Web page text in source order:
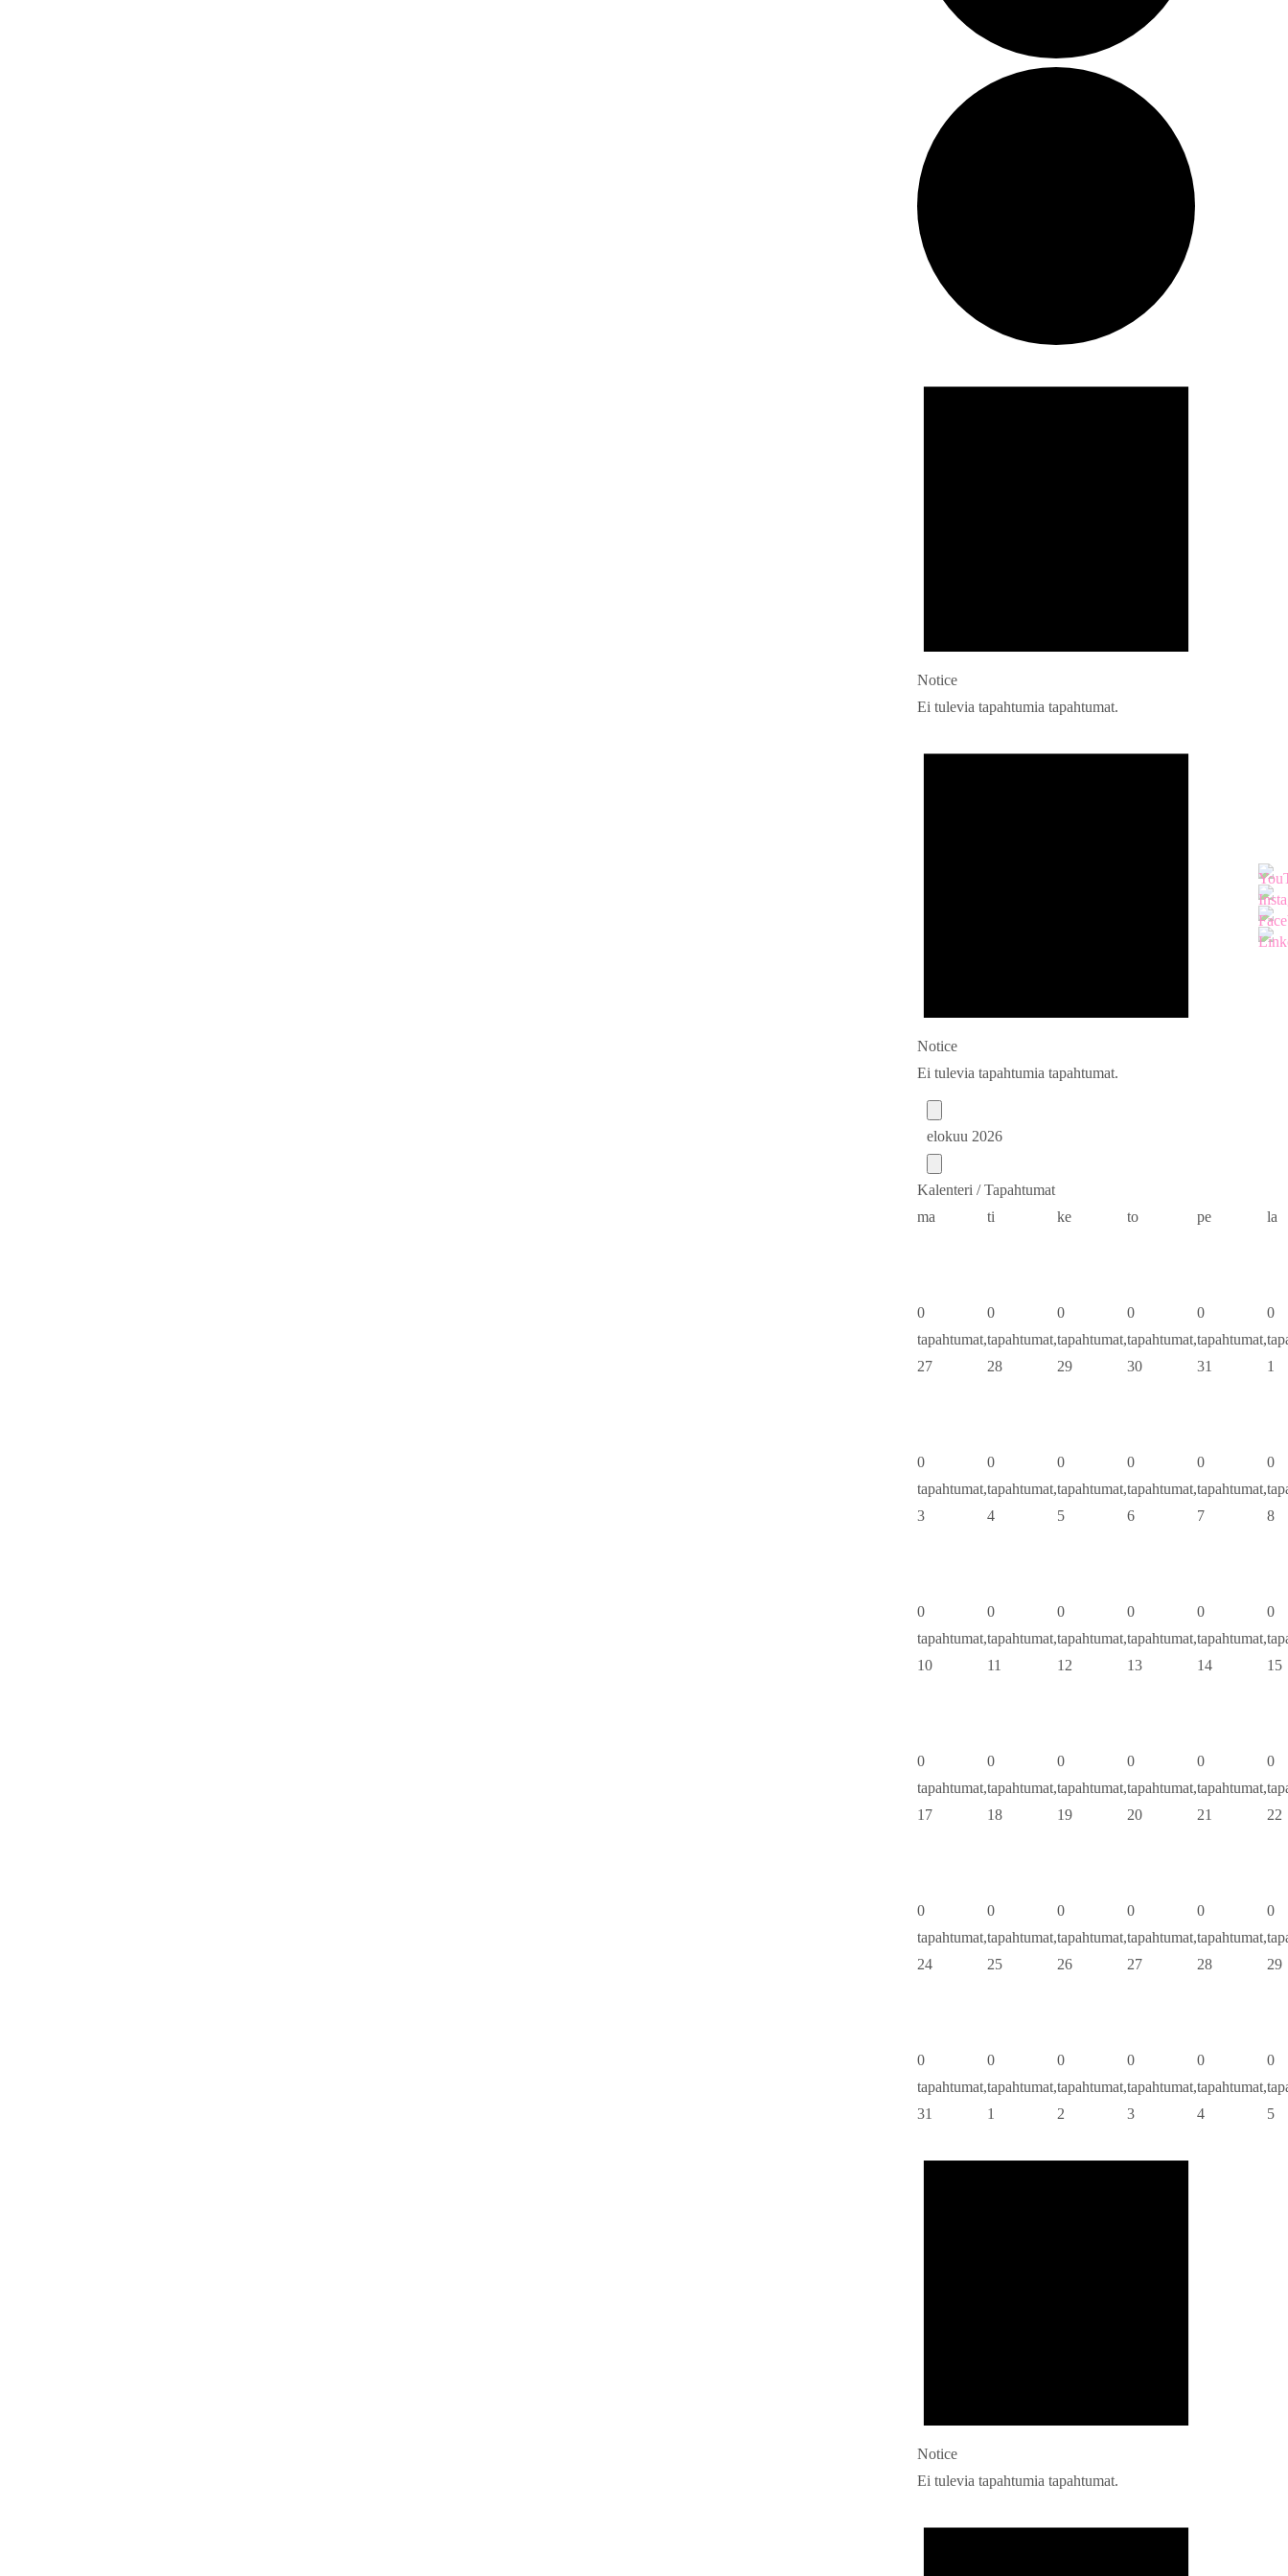
Notice
Ei tulevia tapahtumia tapahtumat.
Notice
Ei tulevia tapahtumia tapahtumat.
elokuu 2026
Kalenteri / Tapahtumat
ma maanantai
ti kekeskiviikko
totorstai peperjantai la
0
tapahtumat,
27
0
tapahtumat,
28
0
tapahtumat,
29
0
tapahtumat,
30
0
tapahtumat,
31
0
1
0
tapahtumat,
3
0
tapahtumat,
4
0
tapahtumat,
5
0
tapahtumat,
6
0
tapahtumat,
7
0
8
0
tapahtumat,
10
0
tapahtumat,
11
0
tapahtumat,
12
0
tapahtumat,
13
0
tapahtumat,
14
0
15
0
tapahtumat,
17
0
tapahtumat,
18
0
tapahtumat,
19
0
tapahtumat,
20
0
tapahtumat,
21
0
22
0
tapahtumat,
24
0
tapahtumat,
25
0
tapahtumat,
26
0
tapahtumat,
27
0
tapahtumat,
28
0
29
0
tapahtumat,
31
0
tapahtumat,
1
0
tapahtumat,
2
0
tapahtumat,
3
0
tapahtumat,
4
0
5
Notice
Ei tulevia tapahtumia tapahtumat.